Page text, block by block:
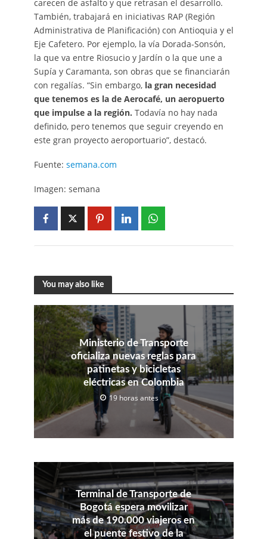
carecen de asfalto y que retrasan el desarrollo.
También, trabajará en iniciativas RAP (Región
Administrativa de Planificación) con Antioquia y el
Eje Cafetero. Por ejemplo, la vía Dorada-Sonsón,
la que va entre Riosucio y Jardín o la que une a
Supía y Caramanta, son obras que se financiarán
con regalías. “Sin embargo, la gran necesidad
que tenemos es la de Aerocafé, un aeropuerto
que impulse a la región. Todavía no hay nada
definido, pero tenemos que seguir creyendo en
este gran proyecto aeroportuario”, destacó.
Fuente: semana.com
Imagen: semana
You may also like
Ministerio de Transporte
oficializa nuevas reglas para
patinetas y bicicletas
eléctricas en Colombia
19 horas antes
Terminal de Transporte de
Bogotá espera movilizar
más de 190.000 viajeros en
el puente festivo de la